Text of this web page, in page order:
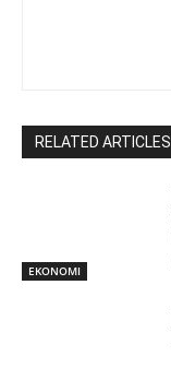
RELATED ARTICLES
EKONOMI